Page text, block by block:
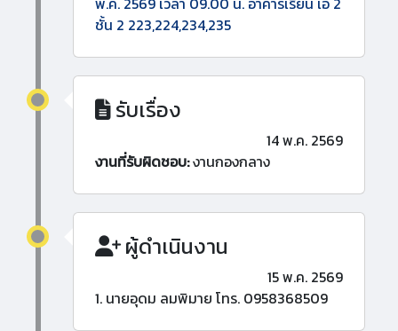
ชั้น 2 223,224,234,235
รับเรื่อง
14 พ.ค. 2569
งานที่รับผิดชอบ:งานกองกลาง
ผู้ดำเนินงาน
15 พ.ค. 2569
1. นายอุดม ลมพิมาย โทร. 0958368509